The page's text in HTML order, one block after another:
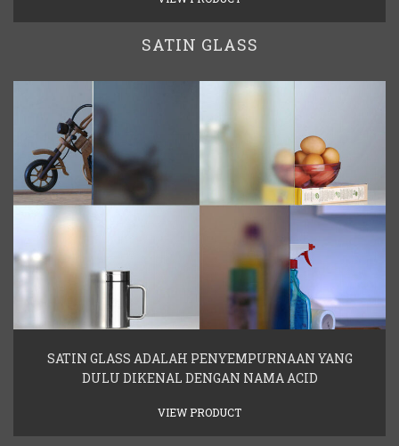
SATIN GLASS
SATIN GLASS ADALAH PENYEMPURNAAN YANG
DULU DIKENAL DENGAN NAMA ACID
VIEW PRODUCT